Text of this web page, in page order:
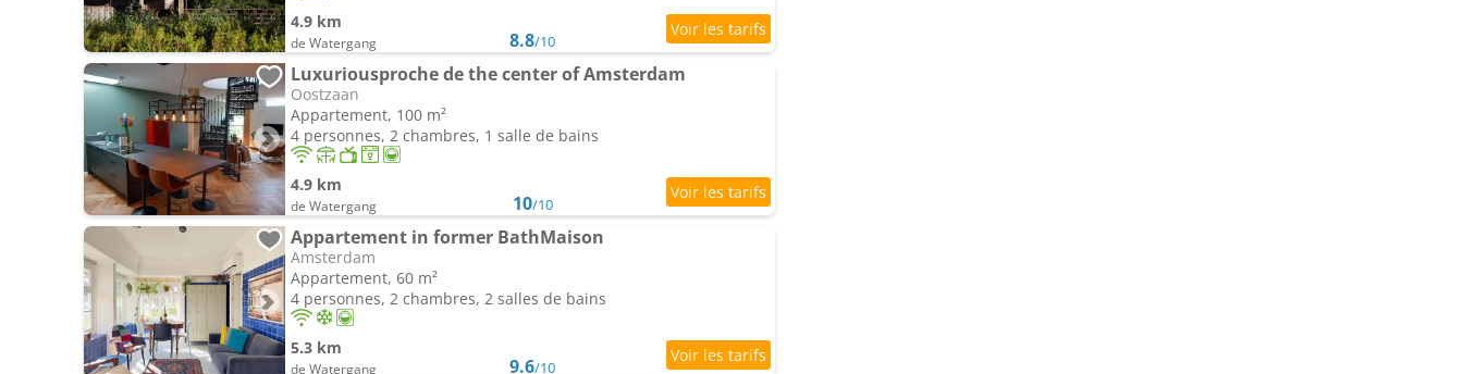
4.9 km
de Watergang 8.8/10
Luxuriousproche de the center of Amsterdam
Oostzaan
Appartement, 100 m²
4 personnes, 2 chambres, 1 salle de bains
4.9 km
de Watergang 10/10
Appartement in former BathMaison
Amsterdam
Appartement, 60 m²
4 personnes, 2 chambres, 2 salles de bains
5.3 km
de Watergang 9.6/10